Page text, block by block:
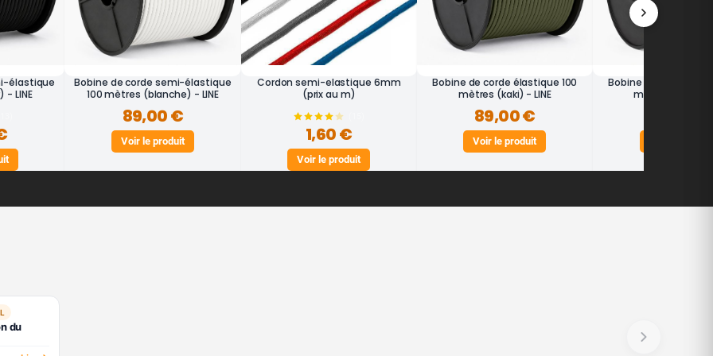
élastique
- LINE
Bobine de corde semi-élastique
100 mètres (blanche) - LINE
89,00 €
Voir le produit
Cordon semi-elastique 6mm
(prix au m)
1,60 €
Voir le produit
Bobine de corde élastique 100
mètres (kaki) - LINE
89,00 €
Voir le produit
Bobine de corde
mètres (vert) -
du